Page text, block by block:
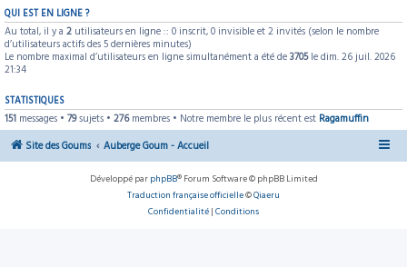
QUI EST EN LIGNE ?
Au total, il y a 2 utilisateurs en ligne :: 0 inscrit, 0 invisible et 2 invités (selon le nombre
d’utilisateurs actifs des 5 dernières minutes)
Le nombre maximal d’utilisateurs en ligne simultanément a été de 3705le dim. 26 juil. 2026
21:34
STATISTIQUES
151 messages • 79sujets • 276membres • Notre membre le plus récent est Ragamuffin
Site des Goums Auberge Goum - Accueil
Développé par phpBB® Forum Software © phpBB Limited
Traduction française officielle©Qiaeru
Confidentialité | Conditions